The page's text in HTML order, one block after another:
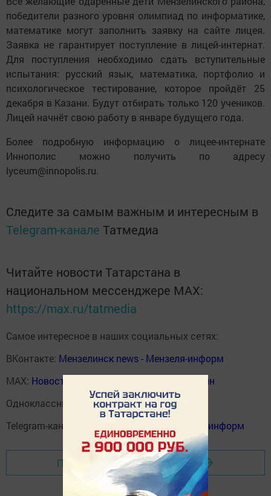
победители разного уровня олимпиад по информатике,
математике могут заполнить заявку на сайте лицея.
Заявка не гарантирует поступление в лицей-интернат.
Для поступления необходимо сдать вступительные
испытания: русский язык, математика, портфолио и
психологическое тестирование, которое пройдёт 25
декабря в Казани. Будут отбирать только 120 учеников.
Лицей начнёт свою работу в январе будущего года.
Более подробную информацию о лицее-интернате
Иннополис можно получить по адресу
lyceum@innopolis.ru.
Следите за самым важным и интересным в
Telegram-канале Татмедиа
Читайте новости Татарстана в
национальном мессенджере MАХ:
https://max.ru/tatmedia
Самое интересное в наших социальных сетях:
ВКонтакте: Мензелинск news - Мензеля-информ
MAX: Новости Мензелинска - Мензеля онлайн
Одноклассники:
ok.ru/menzelinsk
Telegram-канал:
Мензелинск news - Мензеля-информ
Перейти на страницу новости